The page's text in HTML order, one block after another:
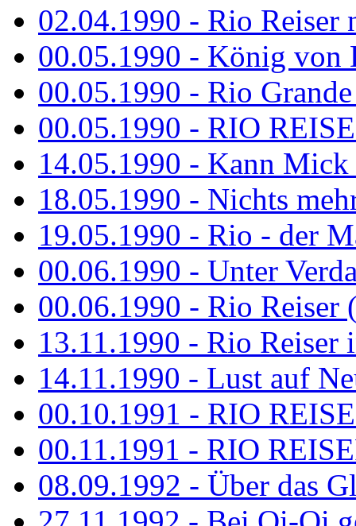
02.04.1990 - Rio
00.05.1990 - König von
00.05.1990 - Rio
00.05.1990 - RIO
14.05.1990 - Kann Mick
18.05.1990 - Nichts
19.05.1990 - Rio - der
00.06.1990 - Unter
00.06.1990 - Rio Reiser
13.11.1990 - Rio Reiser
14.11.1990 - Lust auf
00.10.1991 - RIO
00.11.1991 - RIO
08.09.1992 - Über das